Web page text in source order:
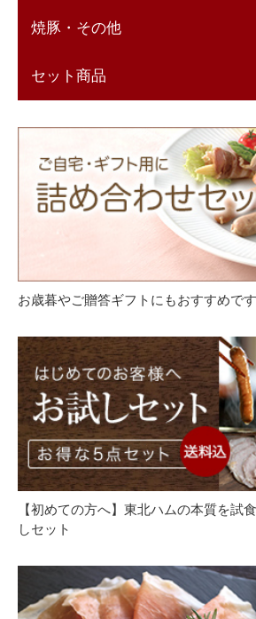
焼豚・その他
セット商品
お歳暮やご贈答ギフトにもおすすめです
【初めての方へ】東北ハムの本質を試
しセット